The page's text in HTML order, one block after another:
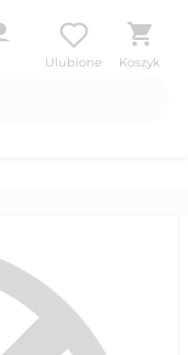
Ulubione Koszyk